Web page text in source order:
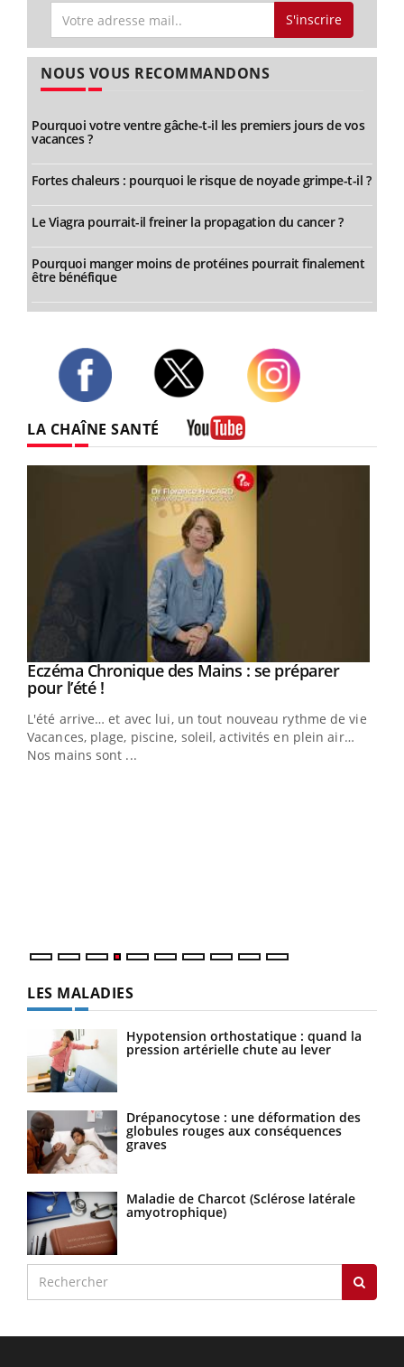
S'inscrire
NOUS VOUS RECOMMANDONS
Pourquoi votre ventre gâche-t-il les premiers jours de vos
vacances ?
Fortes chaleurs : pourquoi le risque de noyade grimpe-t-il ?
Le Viagra pourrait-il freiner la propagation du cancer ?
Pourquoi manger moins de protéines pourrait finalement
être bénéfique
LA CHAÎNE SANTÉ
Youtube
Eczéma Chronique des Mains : se préparer
pour l’été !Youtube
L'été arrive… et avec lui, un tout nouveau rythme de vie !
Vacances, plage, piscine, soleil, activités en plein air…
Nos mains sont ...
LES MALADIES
Hypotension orthostatique : quand la
pression artérielle chute au lever
Drépanocytose : une déformation des
globules rouges aux conséquences
graves
Maladie de Charcot (Sclérose latérale
amyotrophique)